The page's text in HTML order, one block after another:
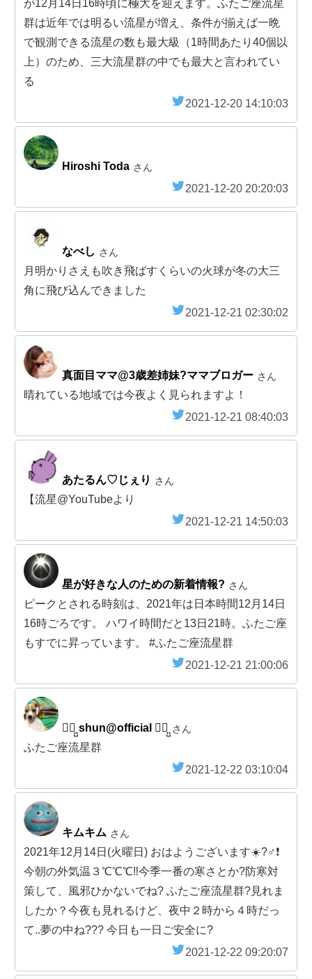
が12月14日16時頃に極大を迎えます。ふたご座流星
群は近年では明るい流星が増え、条件が揃えば一晩
で観測できる流星の数も最大級（1時間あたり40個以
上）のため、三大流星群の中でも最大と言われてい
る
2021-12-20 14:10:03
Hiroshi Toda さん
2021-12-20 20:20:03
なべし さん
月明かりさえも吹き飛ばすくらいの火球が冬の大三
角に飛び込んできました
2021-12-21 02:30:02
真面目ママ@3歳差姉妹?ママブロガー さん
晴れている地域では今夜よく見られますよ！
2021-12-21 08:40:03
あたるん♡じぇり さん
【流星@YouTubeより
2021-12-21 14:50:03
星が好きな人のための新着情報? さん
ピークとされる時刻は、2021年は日本時間12月14日
16時ごろです。 ハワイ時間だと13日21時。ふたご座
もすでに昇っています。 #ふたご座流星群
2021-12-21 21:00:06
草⃞̤̺ shun@official 草⃞̤̺ さん
ふたご座流星群
2021-12-22 03:10:04
キムキム さん
2021年12月14日(火曜日) おはようございます☀️?‍♂️❗
今朝の外気温３℃℃℃‼️今季一番の寒さとか?防寒対
策して、風邪ひかないでね? ふたご座流星群?見れま
したか？今夜も見れるけど、夜中２時から４時だっ
て..夢の中ね??? 今日も一日ご安全に?
2021-12-22 09:20:07